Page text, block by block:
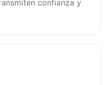
confianza y